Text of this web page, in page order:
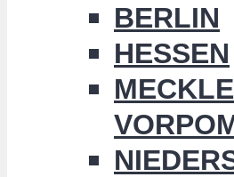
BERLIN
HESSEN